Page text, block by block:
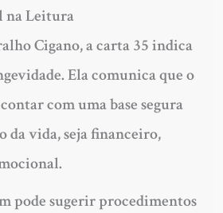
na Leitura
Cigano, a carta 35 indica
Ela comunica que o
com uma base segura
da vida, seja financeiro,
pode sugerir procedimentos